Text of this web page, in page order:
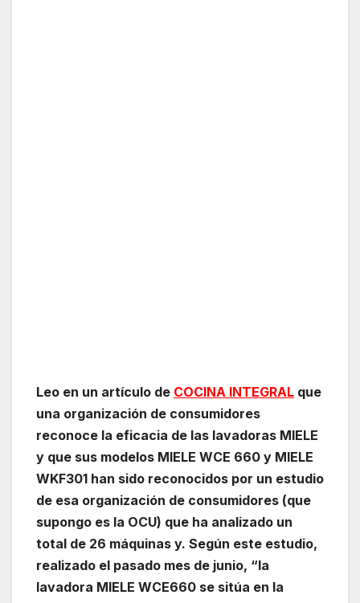
Leo en un artículo de COCINA INTEGRAL que
una organización de consumidores
reconoce la eficacia de las lavadoras MIELE
y que sus modelos MIELE WCE 660 y MIELE
WKF301 han sido reconocidos por un estudio
de esa organización de consumidores (que
supongo es la OCU) que ha analizado un
total de 26 máquinas y. Según este estudio,
realizado el pasado mes de junio, “la
lavadora MIELE WCE660 se sitúa en la